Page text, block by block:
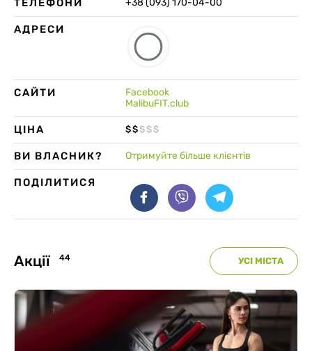
Акції 44 УСІ МІСТА
ТЕЛЕФОНИ +38 (093) 170-04-00
АДРЕСИ
САЙТИ
Facebook
MalibuFIT.club
ЦІНА $$ $ $ $
ВИ ВЛАСНИК? Отримуйте більше клієнтів
ПОДІЛИТИСЯ